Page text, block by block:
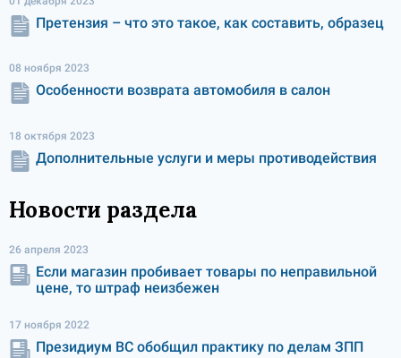
Претензия – что это такое, как составить, образец
08 ноября 2023
Особенности возврата автомобиля в салон
18 октября 2023
Дополнительные услуги и меры противодействия
Новости раздела
26 апреля 2023
Если магазин пробивает товары по неправильной
цене, то штраф неизбежен
17 ноября 2022
Президиум ВС обобщил практику по делам ЗПП